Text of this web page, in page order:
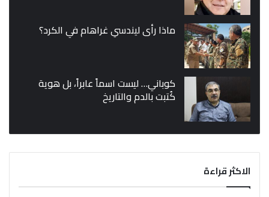
ماذا رأى ليندسي غراهام في الكرد؟
كوباني… ليست اسماً عابراً، بل هوية
كُتبت بالدم والتاريخ
الاكثر قراءة